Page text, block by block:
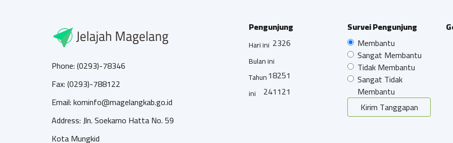
Phone: (0293)-78346
Fax: (0293)-788122
Email: kominfo@magelangkab.go.id
Address: Jln. Soekarno Hatta No. 59
Kota Mungkid
Pengunjung
Hari ini 2326
Bulan ini
18251
Tahun
ini
241121
Survei Pengunjung
Membantu
Sangat Membantu
Tidak Membantu
Sangat Tidak
Membantu
Kirim Tanggapan